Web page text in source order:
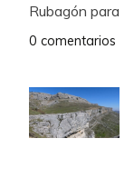
Rubagón para
0 comentarios